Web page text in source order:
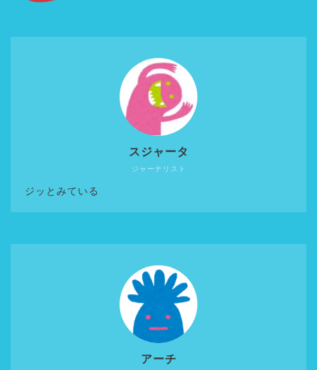
ジャーナリスト
スジャータ
ジッとみている
アーチ